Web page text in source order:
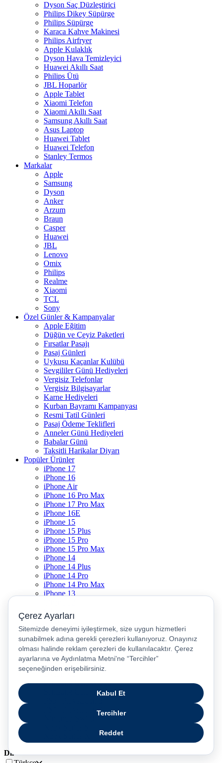
Dyson Saç Düzleştirici
Philips Dikey Süpürge
Philips Süpürge
Karaca Kahve Makinesi
Philips Airfryer
Apple Kulaklık
Dyson Hava Temizleyici
Huawei Akıllı Saat
Philips Ütü
JBL Hoparlör
Apple Tablet
Xiaomi Telefon
Xiaomi Akıllı Saat
Samsung Akıllı Saat
Asus Laptop
Huawei Tablet
Huawei Telefon
Stanley Termos
Markalar
Apple
Samsung
Dyson
Anker
Arzum
Braun
Casper
Huawei
JBL
Lenovo
Omix
Philips
Realme
Xiaomi
TCL
Sony
Özel Günler & Kampanyalar
Apple Eğitim
Düğün ve Çeyiz Paketleri
Fırsatlar Pasajı
Pasaj Günleri
Uykusu Kaçanlar Kulübü
Sevgililer Günü Hediyeleri
Vergisiz Telefonlar
Vergisiz Bilgisayarlar
Karne Hediyeleri
Kurban Bayramı Kampanyası
Resmi Tatil Günleri
Pasaj Ödeme Teklifleri
Anneler Günü Hediyeleri
Babalar Günü
Taksitli Harikalar Diyarı
Popüler Ürünler
iPhone 17
iPhone 16
iPhone Air
iPhone 16 Pro Max
iPhone 17 Pro Max
iPhone 16E
iPhone 15
iPhone 15 Plus
iPhone 15 Pro
iPhone 15 Pro Max
iPhone 14
iPhone 14 Plus
iPhone 14 Pro
iPhone 14 Pro Max
iPhone 13
iPhone 11
iPhone SE
Dyson Airwrap
Dyson V15
Dyson V15 Detect Submarine
Dyson Airstrait
Dyson V12
Dyson V8
Samsung Galaxy S25
Samsung Galaxy S25 Ultra
PS4 / Playstation 4
Dil